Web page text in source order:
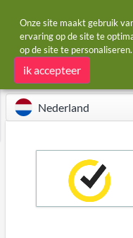
Startpagina Winkels Norton
Norton cashback
Nederland
Onze site maakt gebruik
ervaring op de site te
op de site te
ik accepteer